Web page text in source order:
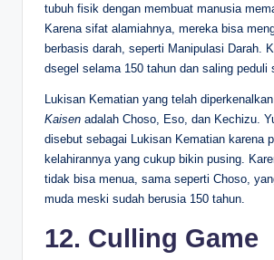
tubuh fisik dengan membuat manusia
Karena sifat alamiahnya, mereka bisa
berbasis darah, seperti Manipulasi Darah.
dsegel selama 150 tahun dan saling peduli
Lukisan Kematian yang telah
Kaisen adalah Choso, Eso, dan Kechizu.
disebut sebagai Lukisan Kematian karena
kelahirannya yang cukup bikin pusing.
tidak bisa menua, sama seperti Choso,
muda meski sudah berusia 150 tahun.
12. Culling Game